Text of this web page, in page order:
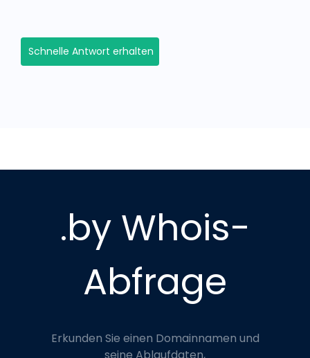
Schnelle Antwort erhalten
.by Whois-
Abfrage
Erkunden Sie einen Domainnamen und